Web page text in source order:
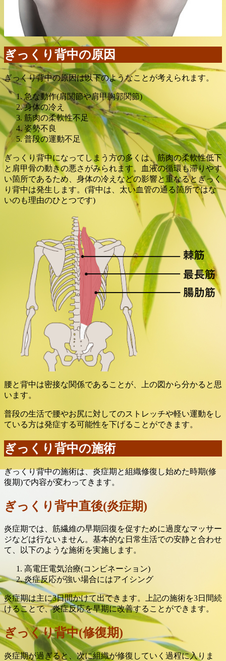
ぎっくり背中の原因
ぎっくり背中の原因は以下のようなことが考えられます。
急な動作(肩関節や肩甲胸郭関節)
身体の冷え
筋肉の柔軟性不足
姿勢不良
普段の運動不足
ぎっくり背中になってしまう方の多くは、筋肉の柔軟性低下
と肩甲骨の動きの悪さがみられます。血液の循環も滞りやす
い箇所であるため、身体の冷えなどの影響と重なるとぎっく
り背中は発生します。(背中は、太い血管の通る箇所ではな
いのも理由のひとつです)
腰と背中は密接な関係であることが、上の図から分かると思
います。
普段の生活で腰やお尻に対してのストレッチや軽い運動をし
ている方は発症する可能性を下げることができます。
ぎっくり背中の施術
ぎっくり背中の施術は、炎症期と組織修復し始めた時期(修
復期)で内容が変わってきます。
ぎっくり背中直後(炎症期)
炎症期では、筋繊維の早期回復を促すために過度なマッサー
ジなどは行ないません。基本的な日常生活での安静と合わせ
て、以下のような施術を実施します。
高電圧電気治療(コンビネーション)
炎症反応が強い場合にはアイシング
炎症期は主に3日間かけて出てきます。上記の施術を3日間続
けることで、炎症反応を早期に改善することができます。
ぎっくり背中(修復期)
炎症期が過ぎると、次に組織が修復していく過程に入りま